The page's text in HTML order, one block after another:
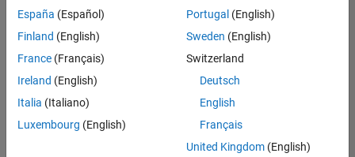
Vous
pouvez
élargir
votre
recherche
ou
afficher
l’ensemble
España (Español)
Finland (English)
France (Français)
Ireland (English)
Italia (Italiano)
Luxembourg (English)
Portugal (English)
Sweden (English)
Switzerland
Deutsch
English
Français
United Kingdom(English)